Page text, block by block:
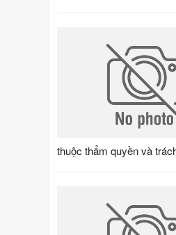
thuộc thẩm quyền và